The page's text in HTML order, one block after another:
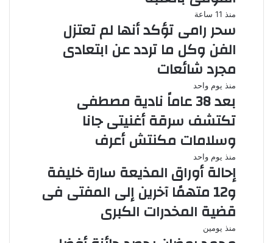
منذ 11 ساعة
سحر رامى تؤكد أنها لم تعتزل
الفن وكل ما تردد عن ابتعادى
مجرد شائعات
منذ يوم واحد
بعد 38 عاماً نادية مصطفى
تكتشف سرقة أغنيتى جانا
وسلامات مكنتش أعرف
منذ يوم واحد
إحالة أوراق المذيعة سارة خليفة
و12 متهمًا آخرين إلى المفتى فى
قضية المخدرات الكبرى
منذ يومين